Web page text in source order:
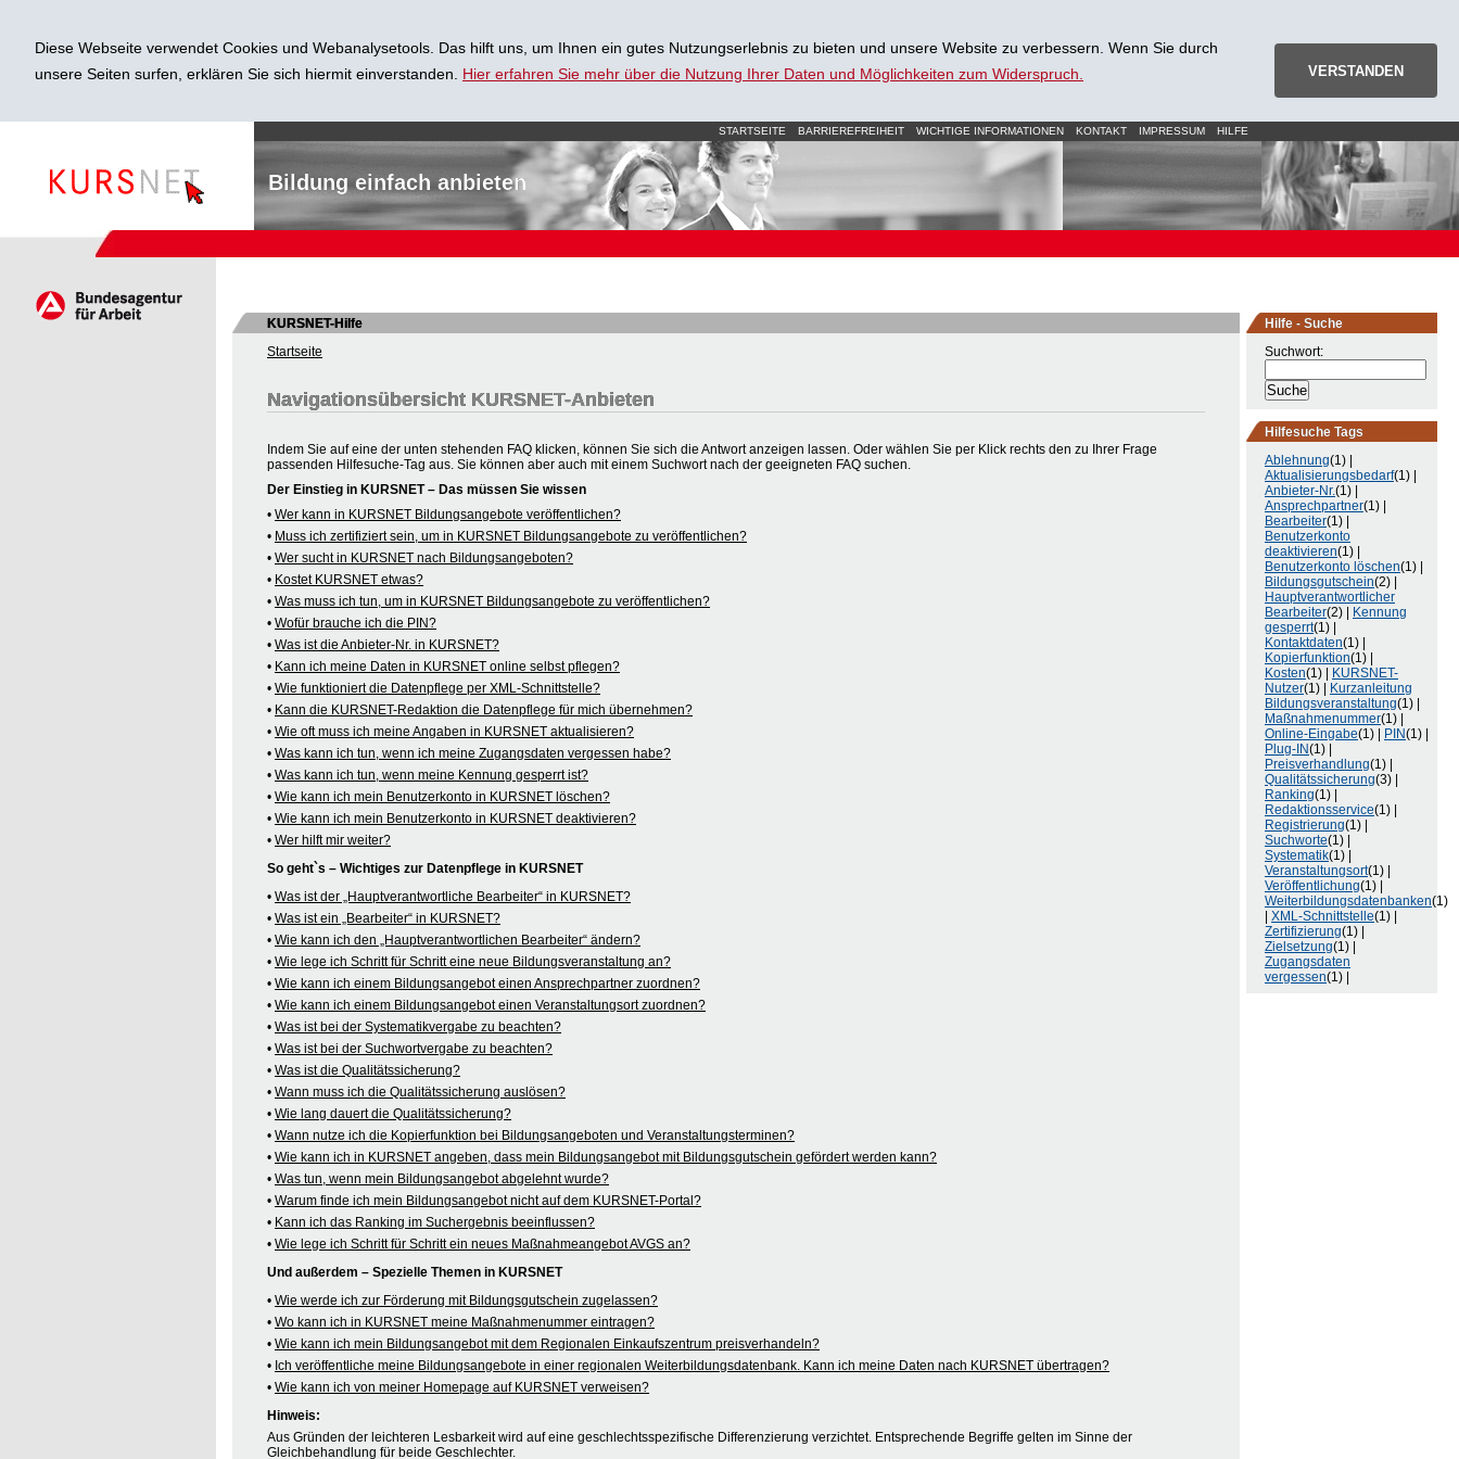
Diese Webseite verwendet Cookies und Webanalysetools. Das hilft uns, um Ihnen ein gutes Nutzungserlebnis zu bieten und unsere Website zu verbessern. Wenn Sie durch
unsere Seiten surfen, erklären Sie sich hiermit einverstanden. Hier erfahren Sie mehr über die Nutzung Ihrer Daten und Möglichkeiten zum Widerspruch. VERSTANDEN
STARTSEITE BARRIEREFREIHEIT WICHTIGE INFORMATIONEN KONTAKT IMPRESSUM HILFE
Bildung einfach anbieten
Hilfe - Suche
Suchwort:
Hilfesuche Tags
Ablehnung(1) |
Aktualisierungsbedarf(1) |
Anbieter-Nr.(1) |
Ansprechpartner(1) |
Bearbeiter(1) |
Benutzerkonto
deaktivieren(1) |
Benutzerkonto löschen(1) |
Bildungsgutschein(2) |
Hauptverantwortlicher
Bearbeiter(2) |
Kennung
gesperrt(1) |
Kontaktdaten(1) |
Kopierfunktion(1) |
Kosten(1) |
KURSNET-
Nutzer(1) |
Kurzanleitung
Bildungsveranstaltung(1) |
Maßnahmenummer(1) |
Online-Eingabe(1) | PIN(1) |
Plug-IN(1) |
Preisverhandlung(1) |
Qualitätssicherung(3) |
Ranking(1) |
Redaktionsservice(1) |
Registrierung(1) |
Suchworte(1) |
Systematik(1) |
Veranstaltungsort(1) |
Veröffentlichung(1) |
Weiterbildungsdatenbanken(1)
XML-Schnittstelle(1) |
Zertifizierung(1) |
Zielsetzung(1) |
Zugangsdaten
vergessen(1) |
KURSNET-Hilfe
Startseite
Navigationsübersicht KURSNET-Anbieten
Indem Sie auf eine der unten stehenden FAQ klicken, können Sie sich die Antwort anzeigen lassen. Oder wählen Sie per Klick rechts den zu Ihrer Frage
passenden Hilfesuche-Tag aus. Sie können aber auch mit einem Suchwort nach der geeigneten FAQ suchen.
Der Einstieg in KURSNET – Das müssen Sie wissen
• Wer kann in KURSNET Bildungsangebote veröffentlichen?
• Muss ich zertifiziert sein, um in KURSNET Bildungsangebote zu veröffentlichen?
• Wer sucht in KURSNET nach Bildungsangeboten?
• Kostet KURSNET etwas?
• Was muss ich tun, um in KURSNET Bildungsangebote zu veröffentlichen?
• Wofür brauche ich die PIN?
• Was ist die Anbieter-Nr. in KURSNET?
• Kann ich meine Daten in KURSNET online selbst pflegen?
• Wie funktioniert die Datenpflege per XML-Schnittstelle?
• Kann die KURSNET-Redaktion die Datenpflege für mich übernehmen?
• Wie oft muss ich meine Angaben in KURSNET aktualisieren?
• Was kann ich tun, wenn ich meine Zugangsdaten vergessen habe?
• Was kann ich tun, wenn meine Kennung gesperrt ist?
• Wie kann ich mein Benutzerkonto in KURSNET löschen?
• Wie kann ich mein Benutzerkonto in KURSNET deaktivieren?
• Wer hilft mir weiter?
So geht`s – Wichtiges zur Datenpflege in KURSNET
• Was ist der „Hauptverantwortliche Bearbeiter“ in KURSNET?
• Was ist ein „Bearbeiter“ in KURSNET?
• Wie kann ich den „Hauptverantwortlichen Bearbeiter“ ändern?
• Wie lege ich Schritt für Schritt eine neue Bildungsveranstaltung an?
• Wie kann ich einem Bildungsangebot einen Ansprechpartner zuordnen?
• Wie kann ich einem Bildungsangebot einen Veranstaltungsort zuordnen?
• Was ist bei der Systematikvergabe zu beachten?
• Was ist bei der Suchwortvergabe zu beachten?
• Was ist die Qualitätssicherung?
• Wann muss ich die Qualitätssicherung auslösen?
• Wie lang dauert die Qualitätssicherung?
• Wann nutze ich die Kopierfunktion bei Bildungsangeboten und Veranstaltungsterminen?
• Wie kann ich in KURSNET angeben, dass mein Bildungsangebot mit Bildungsgutschein gefördert werden kann?
• Was tun, wenn mein Bildungsangebot abgelehnt wurde?
• Warum finde ich mein Bildungsangebot nicht auf dem KURSNET-Portal?
• Kann ich das Ranking im Suchergebnis beeinflussen?
• Wie lege ich Schritt für Schritt ein neues Maßnahmeangebot AVGS an?
Und außerdem – Spezielle Themen in KURSNET
• Wie werde ich zur Förderung mit Bildungsgutschein zugelassen?
• Wo kann ich in KURSNET meine Maßnahmenummer eintragen?
• Wie kann ich mein Bildungsangebot mit dem Regionalen Einkaufszentrum preisverhandeln?
• Ich veröffentliche meine Bildungsangebote in einer regionalen Weiterbildungsdatenbank. Kann ich meine Daten nach KURSNET übertragen?
• Wie kann ich von meiner Homepage auf KURSNET verweisen?
Hinweis:
Aus Gründen der leichteren Lesbarkeit wird auf eine geschlechtsspezifische Differenzierung verzichtet. Entsprechende Begriffe gelten im Sinne der
Gleichbehandlung für beide Geschlechter.